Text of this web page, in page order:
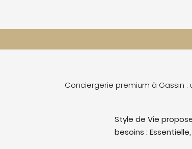
Conciergerie premium à Gassin
Style de Vie
besoins :